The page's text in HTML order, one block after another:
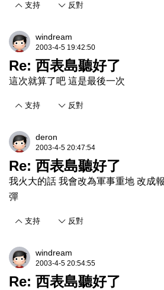
支持 反對
windream
2003-4-5 19:42:50
Re: 西表島聽好了
這次就算了吧 這是最後一次
支持 反對
deron
2003-4-5 20:47:54
Re: 西表島聽好了
我火大的話 我會改為軍事重地 改成
彈
支持 反對
windream
2003-4-5 20:54:55
Re: 西表島聽好了